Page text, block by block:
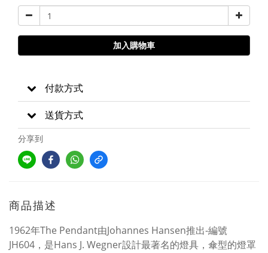
加入購物車
付款方式
送貨方式
分享到
商品描述
1962年The Pendant由Johannes Hansen推出-編號
JH604，是Hans J. Wegner設計最著名的燈具，傘型的燈罩